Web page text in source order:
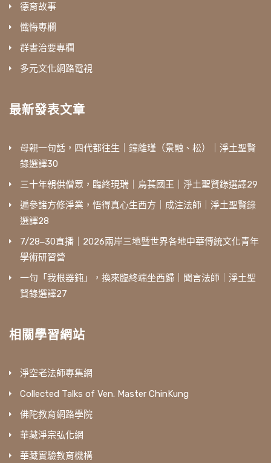
德育故事
懺悔專欄
群書治要專欄
多元文化網路電視
最新發表文章
母親一句話，四代都往生｜鐘離瑾（景融、松）｜淨土聖賢
錄選譯30
三十年親供僧眾，臨終現瑞｜烏萇國王｜淨土聖賢錄選譯29
遍參諸方修淨業，悟得真心生西方｜成注法師｜淨土聖賢錄
選譯28
7/28‒30直播｜2026兩岸三地暨世界各地中華傳統文化青年
學術研習營
一句「我根器鈍」，換來臨終端坐西歸｜聞言法師｜淨土聖
賢錄選譯27
相關學習網站
淨空老法師專集網
Collected Talks of Ven. Master ChinKung
佛陀教育網路學院
華藏淨宗弘化網
華藏實驗教育機構